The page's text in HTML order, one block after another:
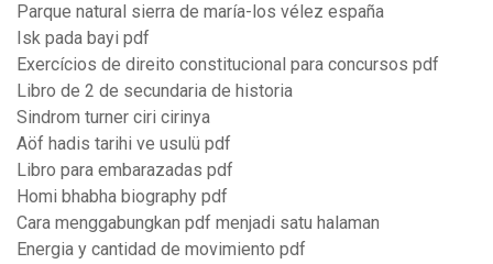
Parque natural sierra de maría-los vélez españa
Isk pada bayi pdf
Exercícios de direito constitucional para concursos pdf
Libro de 2 de secundaria de historia
Sindrom turner ciri cirinya
Aöf hadis tarihi ve usulü pdf
Libro para embarazadas pdf
Homi bhabha biography pdf
Cara menggabungkan pdf menjadi satu halaman
Energia y cantidad de movimiento pdf